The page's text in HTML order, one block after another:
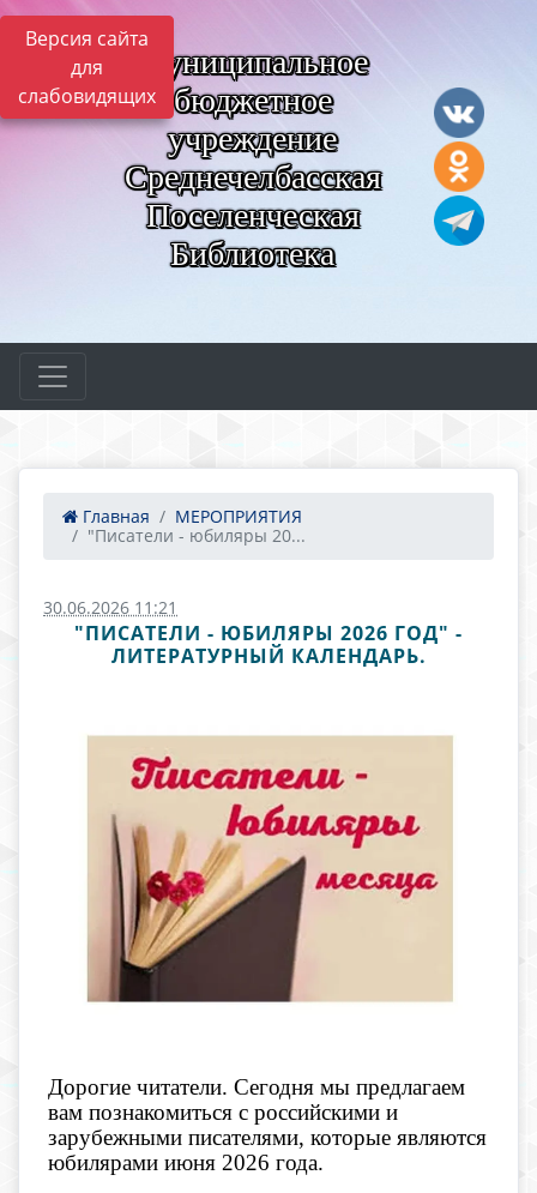
Версия сайта
для
слабовидящих
Муниципальное
бюджетное
учреждение
Среднечелбасская
Поселенческая
Библиотека
Главная
МЕРОПРИЯТИЯ
"Писатели - юбиляры 20...
30.06.2026 11:21
"ПИСАТЕЛИ - ЮБИЛЯРЫ 2026 ГОД" -
ЛИТЕРАТУРНЫЙ КАЛЕНДАРЬ.
Дорогие читатели. Сегодня мы предлагаем
вам познакомиться с российскими и
зарубежными писателями, которые являются
юбилярами июня 2026 года.